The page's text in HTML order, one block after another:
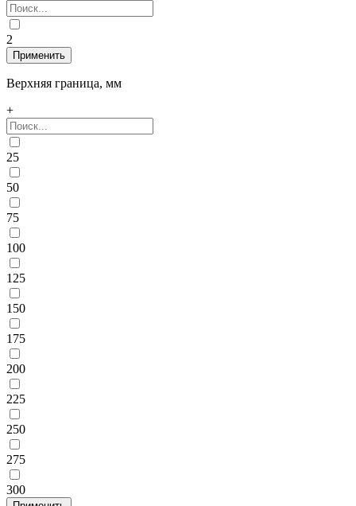
2
Верхняя граница, мм
+
25
50
75
100
125
150
175
200
225
250
275
300